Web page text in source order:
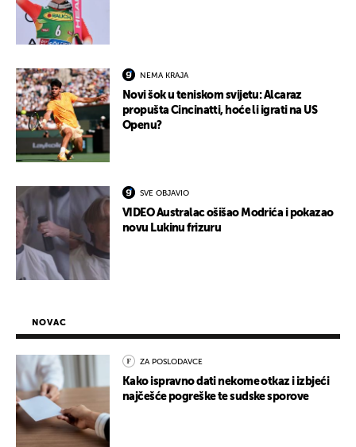
NEMA KRAJA
Novi šok u teniskom svijetu: Alcaraz
propušta Cincinatti, hoće li igrati na US
Openu?
SVE OBJAVIO
VIDEO Australac ošišao Modrića i pokazao
novu Lukinu frizuru
NOVAC
ZA POSLODAVCE
Kako ispravno dati nekome otkaz i izbjeći
najčešće pogreške te sudske sporove